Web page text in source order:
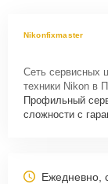
Nikonfixmaster
Сеть сервисных
техники Nikon в
Профильный
сложности с
Ежедневно,